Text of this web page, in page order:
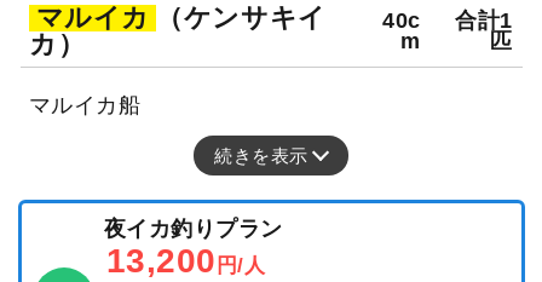
マルイカ
（ケンサキイ
カ）
40c
m
合計1
匹
マルイカ船
続きを表示
夜イカ釣りプラン
13,200 円/人